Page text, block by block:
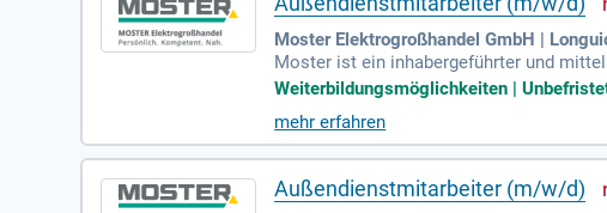
Moster Elektrogroßhandel GmbH |
Moster ist ein inhabergeführter und
rie, Elektrohandel und öffentliche Hand.
Weiterbildungsmöglichkeiten |
mehr erfahren
Außendienstmitarbeiter (m/w/d)